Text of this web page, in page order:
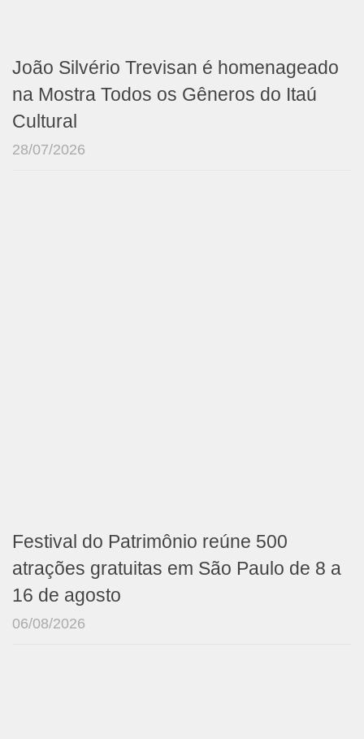
João Silvério Trevisan é homenageado
na Mostra Todos os Gêneros do Itaú
Cultural
28/07/2026
Festival do Patrimônio reúne 500
atrações gratuitas em São Paulo de 8 a
16 de agosto
06/08/2026